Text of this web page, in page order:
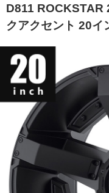
D811 ROCKSTAR
クアクセント 20イ